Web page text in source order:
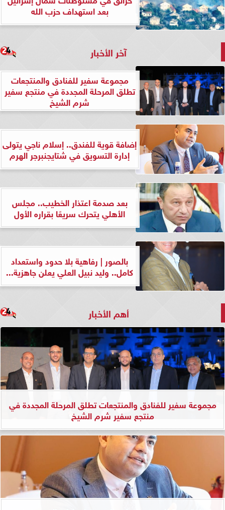
بعد استهداف حزب الله
آخر الأخبار
مجموعة سفير للفنادق والمنتجعات
تطلق المرحلة المجددة في منتجع سفير
شرم الشيخ
إضافة قوية للفندق.. إسلام ناجي يتولى
إدارة التسويق في شتايجنبرجر الهرم
بعد صدمة اعتذار الخطيب.. مجلس
الأهلي يتحرك سريعًا بقراره الأول
بالصور | رفاهية بلا حدود واستعداد
كامل.. وليد نبيل العلي يعلن جاهزية...
أهم الأخبار
مجموعة سفير للفنادق والمنتجعات تطلق المرحلة المجددة في
منتجع سفير شرم الشيخ